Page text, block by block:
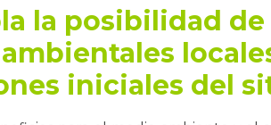
la posibilidad
iniciales del